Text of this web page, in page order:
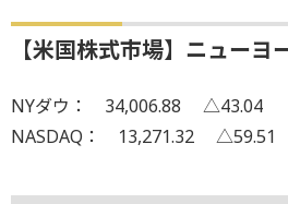
【米国株式市場】ニューヨ
NYダウ： 34,006.88 △43.04 （
NASDAQ： 13,271.32 △59.51